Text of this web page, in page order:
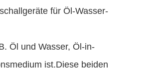
für Öl-Wasser-
Öl und Wasser, Öl-in-
ist.Diese beiden